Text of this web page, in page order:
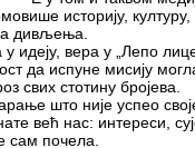
историју,
дивљења.
идеју, вера у „Лепо
да испуне мисију
свих стотину бројева.
што није успео
већ нас: интереси,
сам почела.